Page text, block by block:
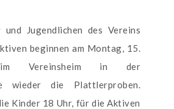
Jugendlichen des Vereins
beginnen am Montag, 15.
im Vereinsheim in der
wieder die Plattlerproben.
Kinder 18 Uhr, für die Aktiven